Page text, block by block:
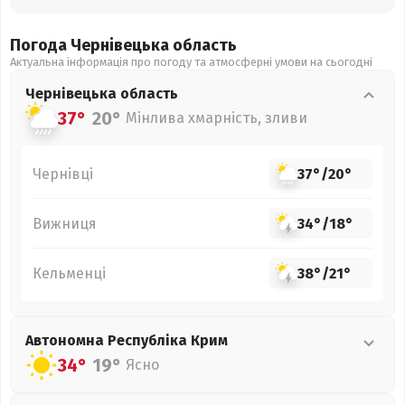
Погода Чернівецька область
Актуальна інформація про погоду та атмосферні умови на сьогодні
Чернівецька область
37° 20° Мінлива хмарність, зливи
Чернівці 37°/20°
Вижниця 34°/18°
Кельменці 38°/21°
Автономна Республіка Крим
34° 19° Ясно